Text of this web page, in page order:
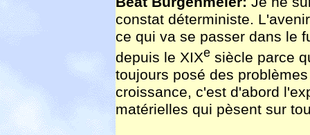
constat déterministe.
ce qui va se passer dans le
depuis le XIXe siècle parce
toujours posé des
croissance, c'est d'abord
matérielles qui pèsent sur